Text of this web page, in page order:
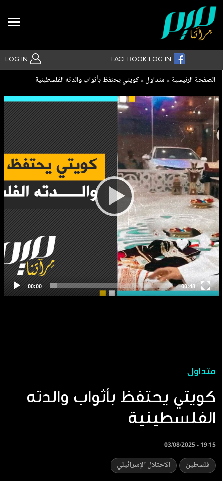
LOG IN FACEBOOK LOG IN
بحث متقدم
Breadcrumb
الصفحة الرئيسية متداول كويتي يحتفظ بأثواب والدته الفلسطينية
متداول
كويتي يحتفظ بأثواب والدته
الفلسطينية
03/08/2025 - 19:15
فلسطين الاحتلال الإسرائيلي